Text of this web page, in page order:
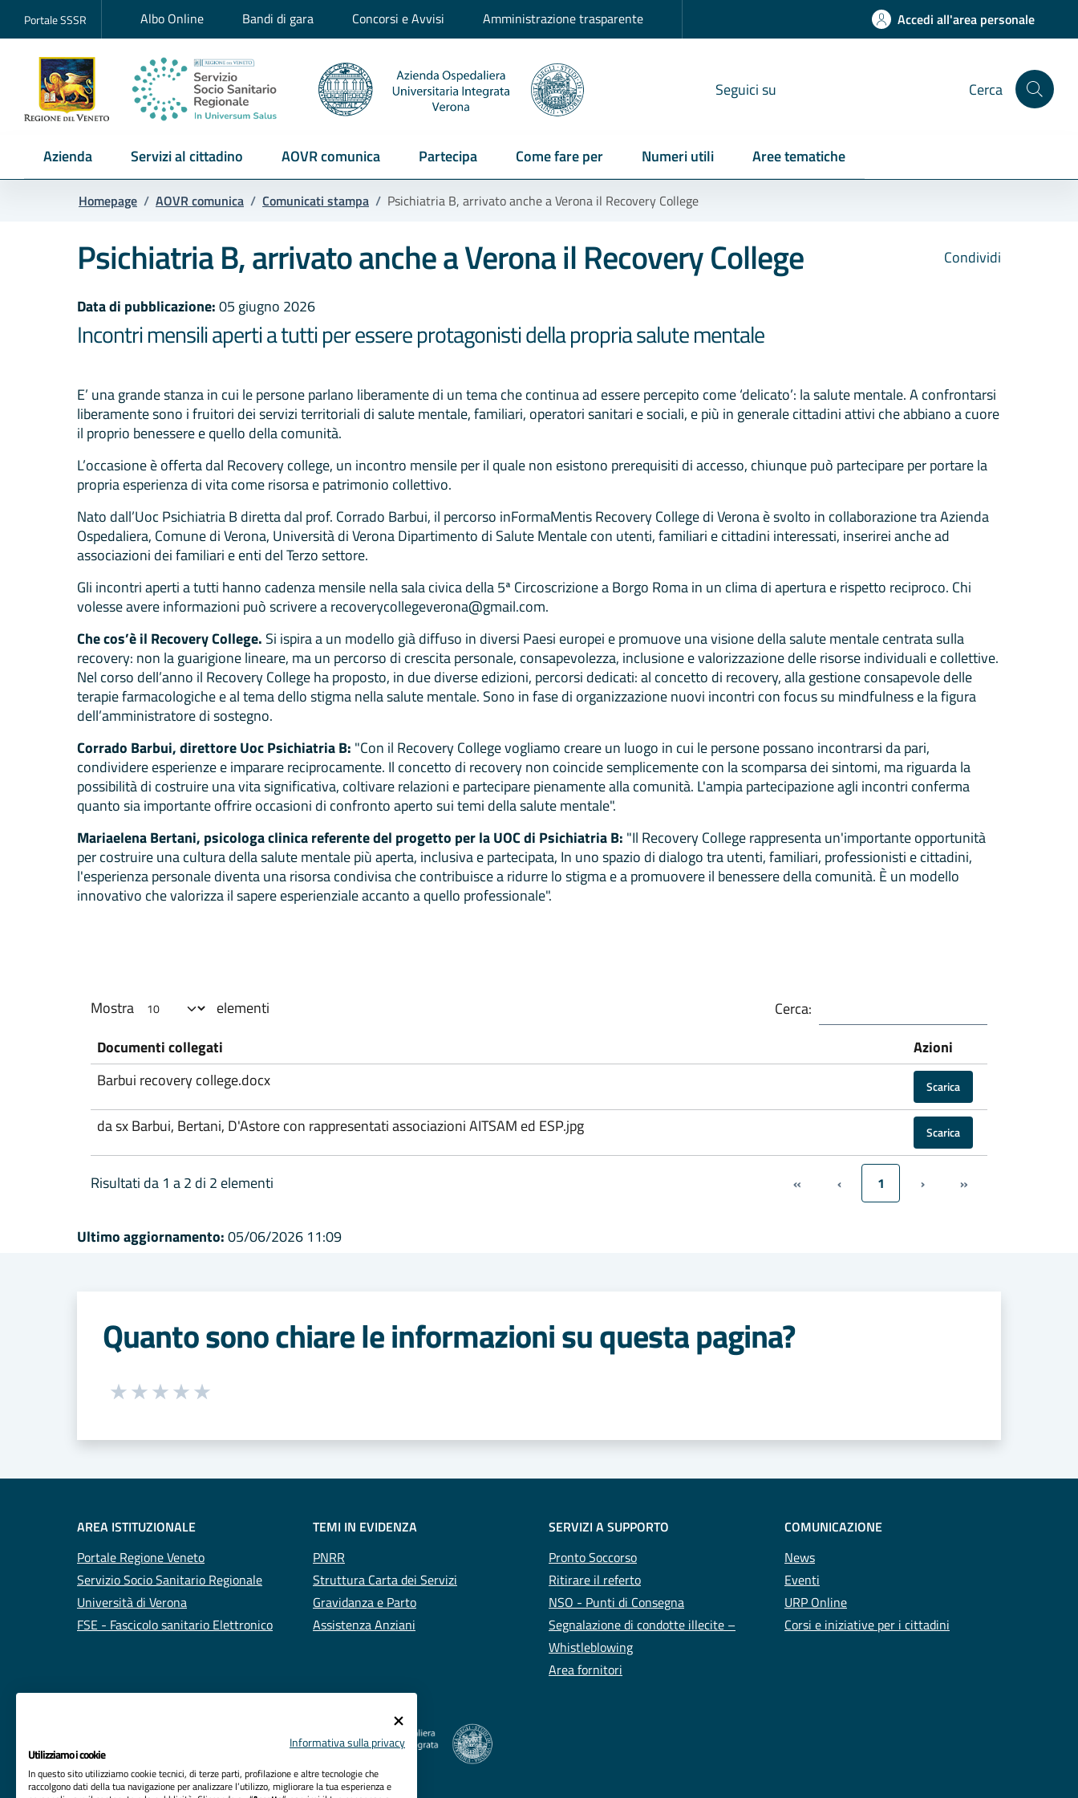
Portale SSSR Albo Online Bandi di gara Concorsi e Avvisi Amministrazione trasparente Accedi all'area personale
Seguici su Cerca
Azienda Servizi al cittadino AOVR comunica Partecipa Come fare per Numeri utili Aree tematiche
Homepage / AOVR comunica / Comunicati stampa / Psichiatria B, arrivato anche a Verona il Recovery College
Condividi
Psichiatria B, arrivato anche a Verona il Recovery College
Data di pubblicazione:05 giugno 2026
Incontri mensili aperti a tutti per essere protagonisti della propria salute mentale
E’ una grande stanza in cui le persone parlano liberamente di un tema che continua ad essere percepito come ‘delicato’: la salute mentale. A confrontarsi
liberamente sono i fruitori dei servizi territoriali di salute mentale, familiari, operatori sanitari e sociali, e più in generale cittadini attivi che abbiano a cuore
il proprio benessere e quello della comunità.
L’occasione è offerta dal Recovery college, un incontro mensile per il quale non esistono prerequisiti di accesso, chiunque può partecipare per portare la
propria esperienza di vita come risorsa e patrimonio collettivo.
Nato dall’Uoc Psichiatria B diretta dal prof. Corrado Barbui, il percorso inFormaMentis Recovery College di Verona è svolto in collaborazione tra Azienda
Ospedaliera, Comune di Verona, Università di Verona Dipartimento di Salute Mentale con utenti, familiari e cittadini interessati, inserirei anche ad
associazioni dei familiari e enti del Terzo settore.
Gli incontri aperti a tutti hanno cadenza mensile nella sala civica della 5ª Circoscrizione a Borgo Roma in un clima di apertura e rispetto reciproco. Chi
volesse avere informazioni può scrivere a recoverycollegeverona@gmail.com.
Che cos’è il Recovery College. Si ispira a un modello già diffuso in diversi Paesi europei e promuove una visione della salute mentale centrata sulla
recovery: non la guarigione lineare, ma un percorso di crescita personale, consapevolezza, inclusione e valorizzazione delle risorse individuali e collettive.
Nel corso dell’anno il Recovery College ha proposto, in due diverse edizioni, percorsi dedicati: al concetto di recovery, alla gestione consapevole delle
terapie farmacologiche e al tema dello stigma nella salute mentale. Sono in fase di organizzazione nuovi incontri con focus su mindfulness e la figura
dell’amministratore di sostegno.
Corrado Barbui, direttore Uoc Psichiatria B: "Con il Recovery College vogliamo creare un luogo in cui le persone possano incontrarsi da pari,
condividere esperienze e imparare reciprocamente. Il concetto di recovery non coincide semplicemente con la scomparsa dei sintomi, ma riguarda la
possibilità di costruire una vita significativa, coltivare relazioni e partecipare pienamente alla comunità. L'ampia partecipazione agli incontri conferma
quanto sia importante offrire occasioni di confronto aperto sui temi della salute mentale".
Mariaelena Bertani, psicologa clinica referente del progetto per la UOC di Psichiatria B: "Il Recovery College rappresenta un'importante opportunità
per costruire una cultura della salute mentale più aperta, inclusiva e partecipata, In uno spazio di dialogo tra utenti, familiari, professionisti e cittadini,
l'esperienza personale diventa una risorsa condivisa che contribuisce a ridurre lo stigma e a promuovere il benessere della comunità. È un modello
innovativo che valorizza il sapere esperienziale accanto a quello professionale".
Mostra elementi
Cerca:
Documenti collegati
Azioni
Barbui recovery college.docx
Scarica
da sx Barbui, Bertani, D'Astore con rappresentati associazioni AITSAM ed ESP.jpg Scarica
Risultati da 1 a 2 di 2 elementi « ‹ 1 › »
Ultimo aggiornamento:05/06/2026 11:09
Quanto sono chiare le informazioni su questa pagina?
Seleziona una valutazione da 1 a 5 stelle
AREA ISTITUZIONALE
Portale Regione Veneto
Servizio Socio Sanitario Regionale
Università di Verona
FSE - Fascicolo sanitario Elettronico
TEMI IN EVIDENZA
PNRR
Struttura Carta dei Servizi
Gravidanza e Parto
Assistenza Anziani
SERVIZI A SUPPORTO
Pronto Soccorso
Ritirare il referto
NSO - Punti di Consegna
Segnalazione di condotte illecite –
Whistleblowing
Area fornitori
COMUNICAZIONE
News
Eventi
URP Online
Corsi e iniziative per i cittadini
Informativa sulla privacy
Utilizziamo i cookie
In questo sito utilizziamo cookie tecnici, di terze parti, profilazione e altre tecnologie che
raccolgono dati della tua navigazione per analizzare l’utilizzo, migliorare la tua esperienza e